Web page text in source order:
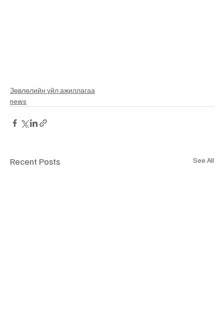
​Зөвлөлийн үйл ажиллагаа
news
Recent Posts See All